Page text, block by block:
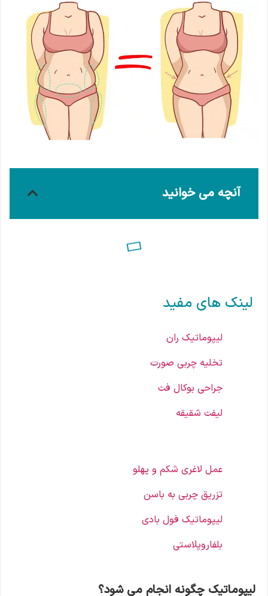
آنچه می خوانید
لینک های مفید
لیپوماتیک ران
تخلیه چربی صورت
جراحی بوکال فت
لیفت شقیقه
عمل لاغری شکم و پهلو
تزریق چربی به باسن
لیپوماتیک فول بادی
بلفاروپلاستی
لیپوماتیک چگونه انجام می شود؟